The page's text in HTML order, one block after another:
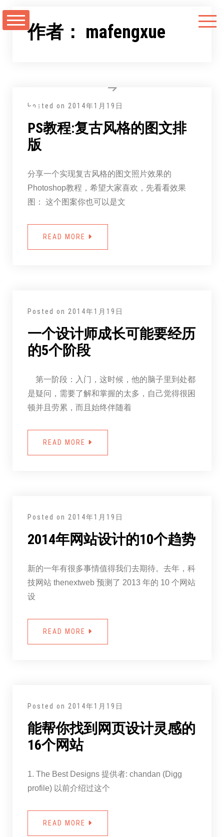
至
作者： mafengxue
Posted on 2014年1月19日
PS教程:复古风格的图文排
版
分享一个实现复古风格的图文照片效果的
Photoshop教程，希望大家喜欢，先看看效果
图： 这个图案你也可以是文
READ MORE
Posted on 2014年1月19日
一个设计师成长可能要经历
的5个阶段
第一阶段：入门，这时候，他的脑子里到处都
是疑问，需要了解和掌握的太多，自己觉得很困
顿并且劳累，而且始终伴随着
READ MORE
Posted on 2014年1月19日
2014年网站设计的10个趋势
新的一年有很多事情值得我们去期待。去年，科
技网站 thenextweb 预测了 2013 年的 10 个网站
设
READ MORE
Posted on 2014年1月19日
能帮你找到网页设计灵感的
16个网站
1. The Best Designs 提供者: chandan (Digg
profile) 以前介绍过这个
READ MORE